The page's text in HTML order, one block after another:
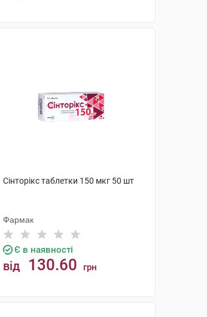
Сінторікс таблетки 150 мкг 50 шт
Фармак
Є в наявності
від 130.60 грн